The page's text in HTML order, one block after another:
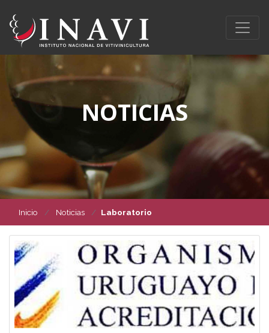
NOTICIAS
Inicio Noticias Laboratorio